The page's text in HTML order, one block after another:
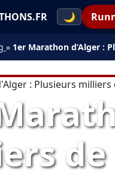
🌙
» 1er Marathon d’Alger :